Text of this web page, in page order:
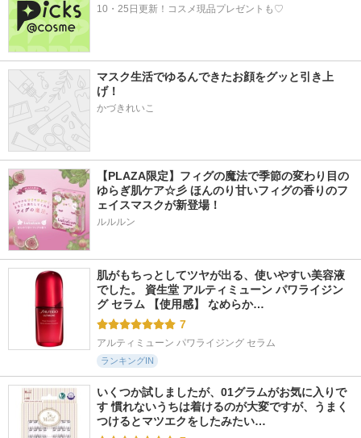
10・25日更新！コスメ現品プレゼントも♡
マスク生活でゆるんできたお顔をグッと引き上
げ！
かづきれいこ
【PLAZA限定】フィグの魔法で季節の変わり目の
ゆらぎ肌ケア☆彡 ほんのり甘いフィグの香りのフ
ェイスマスクが新登場！
ルルルン
肌がもちっとしてツヤが出る、使いやすい美容液
でした。 資生堂 アルティミューン パワライジン
グ セラム 【使用感】 なめらか…
7
アルティミューン パワライジング セラム
ランキングIN
いくつか試しましたが、01グラムがお気に入りで
す 慣れないうちは着けるのが大変ですが、うまく
つけるとマツエクをしたみたい…